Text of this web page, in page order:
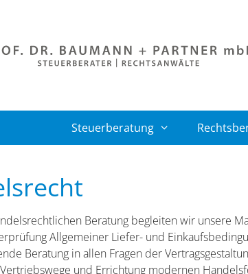
Steuerberatung
Beratung begleiten wir unsere
Allgemeiner Liefer- und
Beratung in allen Fragen der
und Errichtung modernen